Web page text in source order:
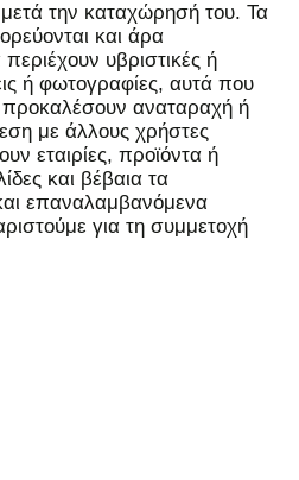
την καταχώρησή του. Τα
και άρα
υβριστικές ή
ή φωτογραφίες, αυτά που
προκαλέσουν αναταραχή ή
με άλλους χρήστες
εταιρίες, προϊόντα ή
και βέβαια τα
επαναλαμβανόμενα
για τη συμμετοχή